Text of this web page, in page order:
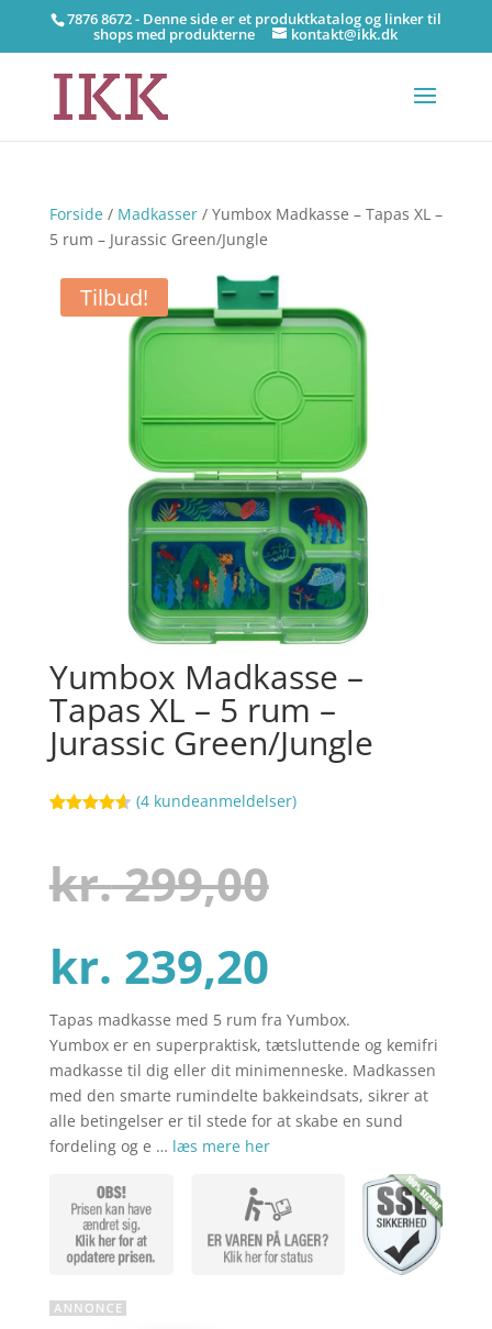
7876 8672 - Denne side er et produktkatalog og linker til
shops med produkterne kontakt@ikk.dk
Forside/ Madkasser/ Yumbox Madkasse – Tapas XL –
5 rum – Jurassic Green/Jungle
Tilbud!
Yumbox Madkasse –
Tapas XL – 5 rum –
Jurassic Green/Jungle
baseret på
kundebedø
mmelser
(4 kundeanmeldelser)
kr.299,00
pris
var:
kr.
kr. 239,20Den
aktuelle
pris
er:
kr.
Tapas madkasse med 5 rum fra Yumbox.
Yumbox er en superpraktisk, tætsluttende og kemifri
madkasse til dig eller dit minimenneske. Madkassen
med den smarte rumindelte bakkeindsats, sikrer at
alle betingelser er til stede for at skabe en sund
fordeling og e … læs mere her